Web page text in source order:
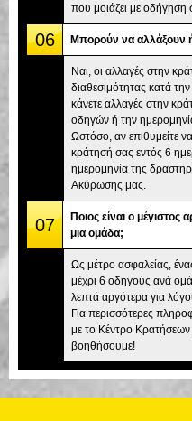
που μοιάζει με οδήγηση
06 Μπορούν να αλλάξουν
Ναι, οι αλλαγές στην
διαθεσιμότητας κατά
κάνετε αλλαγές στην
οδηγών ή την
Ωστόσο, αν επιθυμείτε
κράτησή σας εντός 6
ημερομηνία της
Ακύρωσης μας.
07
Ποιος είναι ο μέγιστος
μια ομάδα;
Ως μέτρο ασφαλείας,
μέχρι 6 οδηγούς ανά
λεπτά αργότερα για
Για περισσότερες
με το Κέντρο
βοηθήσουμε!